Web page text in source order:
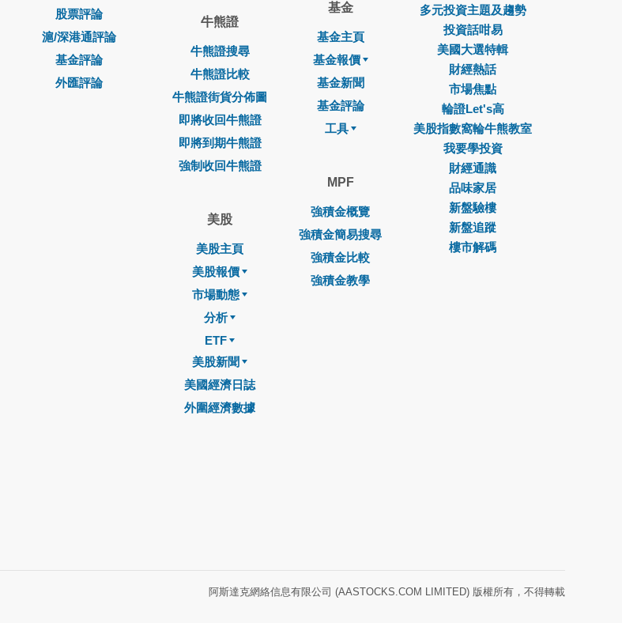
股票評論
滬/深港通評論
基金評論
外匯評論
牛熊證
牛熊證搜尋
牛熊證比較
牛熊證街貨分佈圖
即將收回牛熊證
即將到期牛熊證
強制收回牛熊證
美股
美股主頁
美股報價
市場動態
分析
ETF
美股新聞
美國經濟日誌
外圍經濟數據
基金
基金主頁
基金報價
基金新聞
基金評論
工具
MPF
強積金概覽
強積金簡易搜尋
強積金比較
強積金教學
多元投資主題及趨勢
投資話咁易
美國大選特輯
財經熱話
市場焦點
輪證Let's高
美股指數窩輪牛熊教室
我要學投資
財經通識
品味家居
新盤驗樓
新盤追蹤
樓市解碼
阿斯達克網絡信息有限公司 (AASTOCKS.COM LIMITED) 版權所有，不得轉載